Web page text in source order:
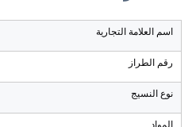
اسم العلامة التجارية
رقم الطراز
نوع النسيج
المواد